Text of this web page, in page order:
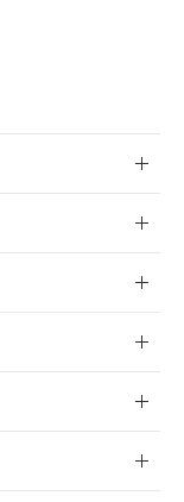
1.共同利
）
証明す
明する
テル類４
期間は出
ら備考
を完了
い限
おりま